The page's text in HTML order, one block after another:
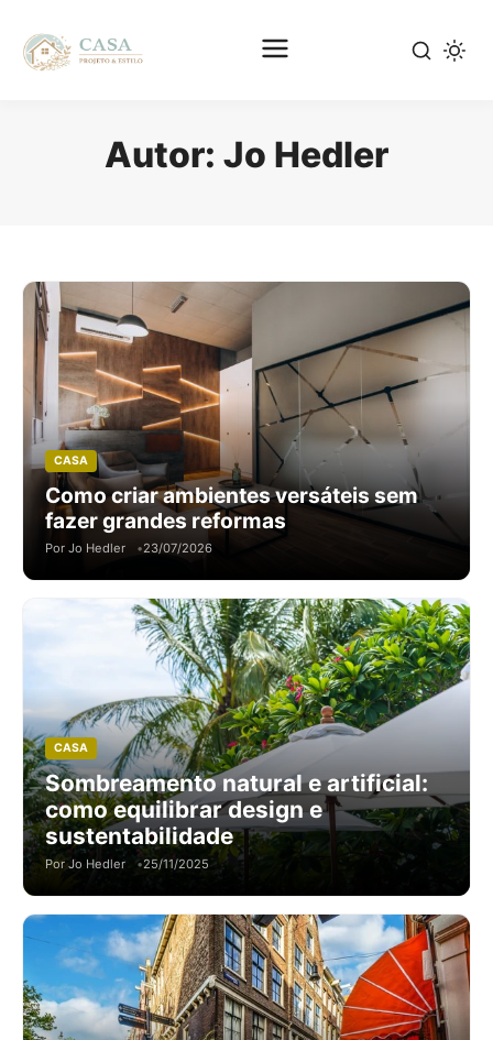
Autor: Jo Hedler
CASA
Como criar ambientes versáteis sem
fazer grandes reformas
Por Jo Hedler 23/07/2026
CASA
Sombreamento natural e artificial:
como equilibrar design e
sustentabilidade
Por Jo Hedler 25/11/2025